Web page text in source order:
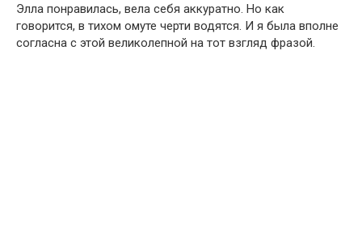
Элла понравилась, вела себя аккуратно. Но как
говорится, в тихом омуте черти водятся. И я была вполне
согласна с этой великолепной на тот взгляд фразой.